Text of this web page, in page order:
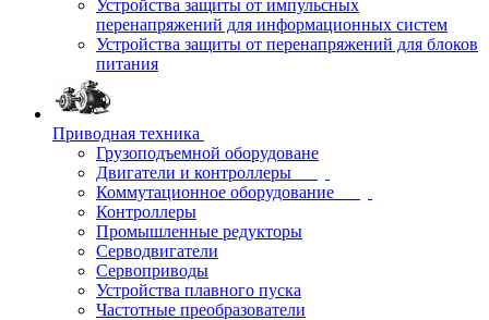
Устройства защиты от импульсных
перенапряжений для информационных систем
Устройства защиты от перенапряжений для блоков
питания
Приводная техника
Грузоподъемной оборудоване
Двигатели и контроллеры
Коммутационное оборудование
Контроллеры
Промышленные редукторы
Серводвигатели
Сервоприводы
Устройства плавного пуска
Частотные преобразователи